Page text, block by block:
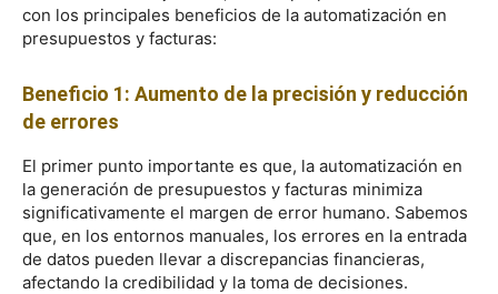
con los principales beneficios de la automatización en
presupuestos y facturas:
Beneficio 1: Aumento de la precisión y reducción
de errores
El primer punto importante es que, la automatización en
la generación de presupuestos y facturas minimiza
significativamente el margen de error humano. Sabemos
que, en los entornos manuales, los errores en la entrada
de datos pueden llevar a discrepancias financieras,
afectando la credibilidad y la toma de decisiones.